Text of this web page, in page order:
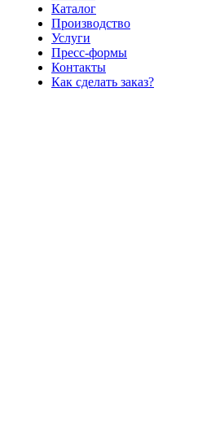
Каталог
Производство
Услуги
Пресс-формы
Контакты
Как сделать заказ?